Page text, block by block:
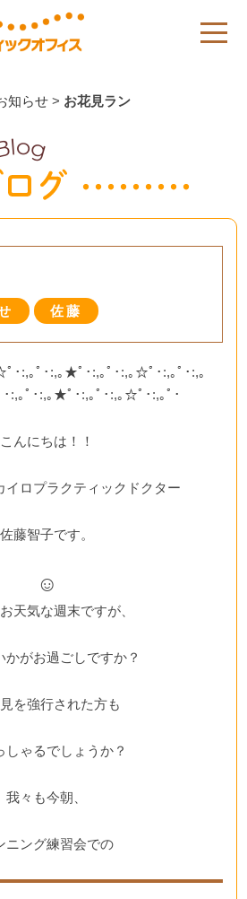
知らせ > お花見ラン
佐藤
･:,｡ﾟ･:,｡★ﾟ･:,｡ﾟ･:,｡☆ﾟ･:,｡ﾟ･:,｡
:,｡ﾟ･:,｡★ﾟ･:,｡ﾟ･:,｡☆ﾟ･:,｡ﾟ･
こんにちは！！
イロプラクティックドクター
佐藤智子です。
☺
天気な週末ですが、
かがお過ごしですか？
を強行された方も
しゃるでしょうか？
我々も今朝、
ニング練習会での